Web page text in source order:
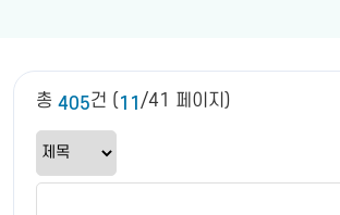
총 405건 ( 11 /41 페이지)